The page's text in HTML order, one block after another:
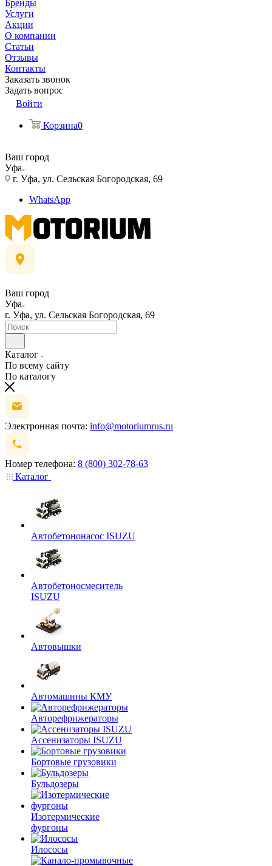
Бренды
Услуги
Акции
О компании
Статьи
Отзывы
Контакты
Заказать звонок
Задать вопрос
Войти
Корзина0
Ваш город
Уфа
г. Уфа, ул. Сельская Богородская, 69
WhatsApp
Ваш город
Уфа
г. Уфа, ул. Сельская Богородская, 69
Каталог
По всему сайту
По каталогу
Электронная почта: info@motoriumrus.ru
Номер телефона: 8 (800) 302-78-63
Каталог
Автобетононасос ISUZU
Автобетоносмеситель
ISUZU
Автовышки
Автомашины КМУ
Авторефрижераторы
Ассенизаторы ISUZU
Бортовые грузовики
Бульдозеры
Изотермические
фургоны
Илососы